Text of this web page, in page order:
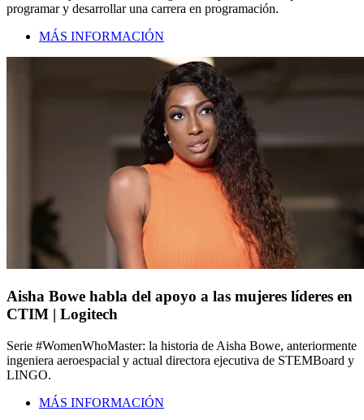
programar y desarrollar una carrera en programación.
MÁS INFORMACIÓN
Aisha Bowe habla del apoyo a las mujeres líderes en
CTIM | Logitech
Serie #WomenWhoMaster: la historia de Aisha Bowe, anteriormente
ingeniera aeroespacial y actual directora ejecutiva de STEMBoard y
LINGO.
MÁS INFORMACIÓN